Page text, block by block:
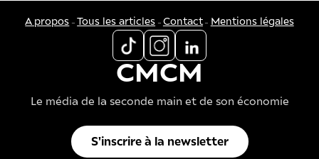
A propos - Tous les articles - Contact - Mentions légales
CMCM
Le média de la seconde main et de son économie
S'inscrire à la newsletter